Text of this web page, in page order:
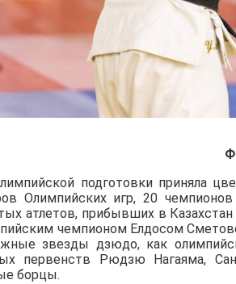
подготовки приняла
Олимпийских игр, 20
атлетов, прибывших в
чемпионом Елдосом
звезды дзюдо, как
первенств Рюдзю Нагаяма,
борцы.